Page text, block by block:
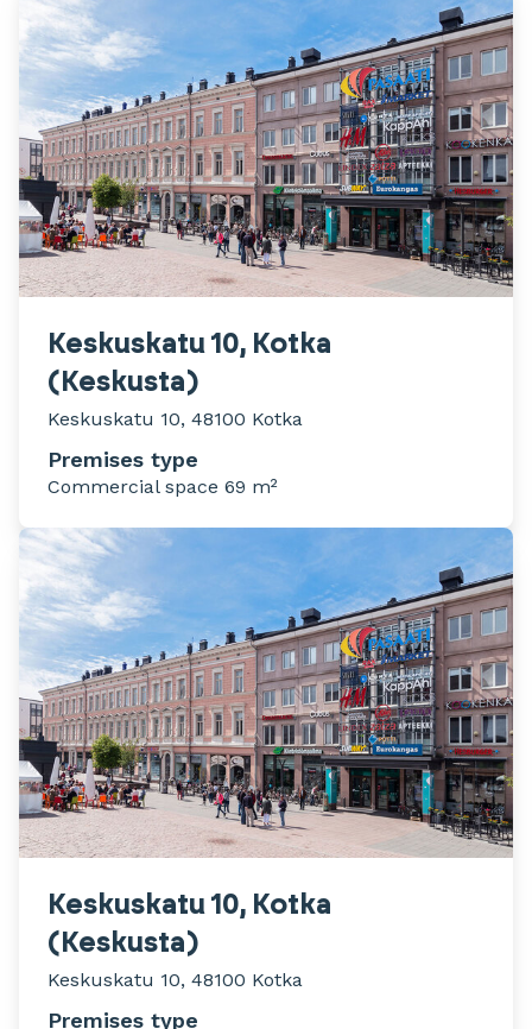
Keskuskatu 10, Kotka
(Keskusta)
Keskuskatu 10, 48100 Kotka
Premises type
Commercial space 69 m²
Keskuskatu 10, Kotka
(Keskusta)
Keskuskatu 10, 48100 Kotka
Premises type